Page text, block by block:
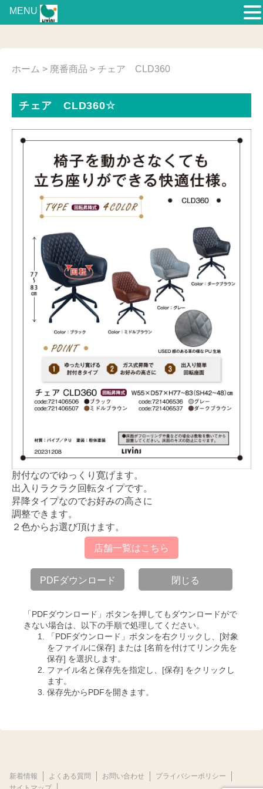
ホーム > 廃番商品 > チェア CLD360
チェア CLD360☆
肘付なのでゆっくり寛げます。
出入りラクラク回転タイプです。
昇降タイプなのでお好みの高さに
調整できます。
２色からお選び頂けます。
店舗一覧はこちら
PDFダウンロード 閉じる
「PDFダウンロード」ボタンを押してもダウンロードがで
きない場合は、以下の手順で処理してください。
「PDFダウンロード」ボタンを右クリックし、[対象
をファイルに保存] または [名前を付けてリンク先を
保存] を選択します。
ファイル名と保存先を指定し、[保存] をクリックし
ます。
保存先からPDFを開きます。
新着情報 よくある質問 お問い合わせ
プライバシーポリシー
MENU